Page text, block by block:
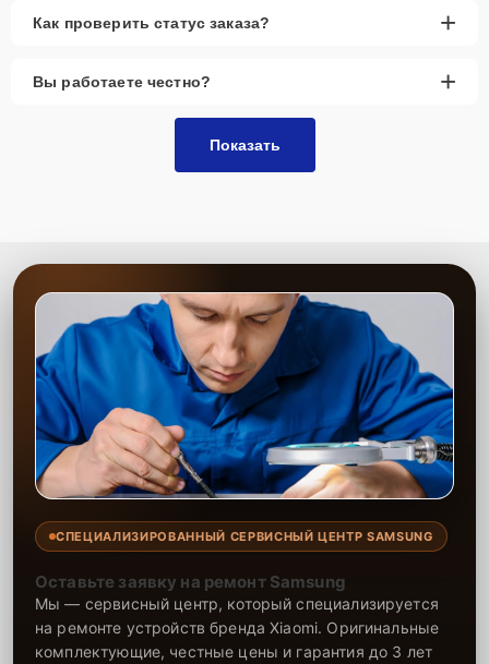
Как проверить статус заказа? +
Вы работаете честно? +
Показать
СПЕЦИАЛИЗИРОВАННЫЙ СЕРВИСНЫЙ ЦЕНТР SAMSUNG
Оставьте заявку на ремонт Samsung
Мы — сервисный центр, который специализируется
на ремонте устройств бренда Xiaomi. Оригинальные
комплектующие, честные цены и гарантия до 3 лет